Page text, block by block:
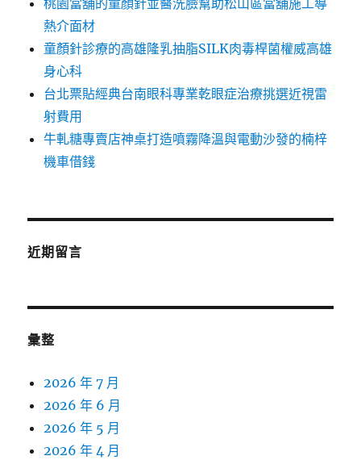
桃園當舖的童顏針並醫洗臉幫助松山區當舖施工導
熱介面材
童顏針診療的高雄隆乳抽脂SILK肉毒桿菌權威高雄
身心科
台北票貼經典台南眼科專業乾眼症治療挑選近視雷
射費用
牛軋糖專賣店神桌打造噴霧降溫與電動沙發的楠梓
機車借錢
近期留言
彙整
2026 年 7 月
2026 年 6 月
2026 年 5 月
2026 年 4 月